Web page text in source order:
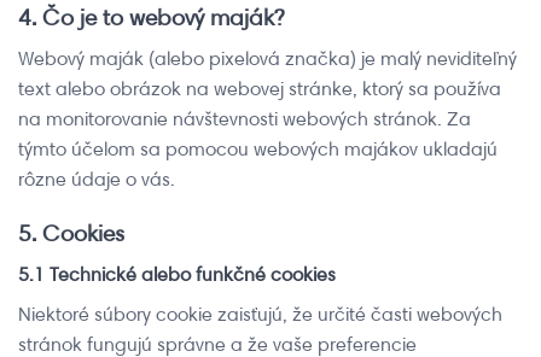
4. Čo je to webový maják?
Webový maják (alebo pixelová značka) je malý neviditeľný
text alebo obrázok na webovej stránke, ktorý sa používa
na monitorovanie návštevnosti webových stránok. Za
týmto účelom sa pomocou webových majákov ukladajú
rôzne údaje o vás.
5. Cookies
5.1 Technické alebo funkčné cookies
Niektoré súbory cookie zaisťujú, že určité časti webových
stránok fungujú správne a že vaše preferencie